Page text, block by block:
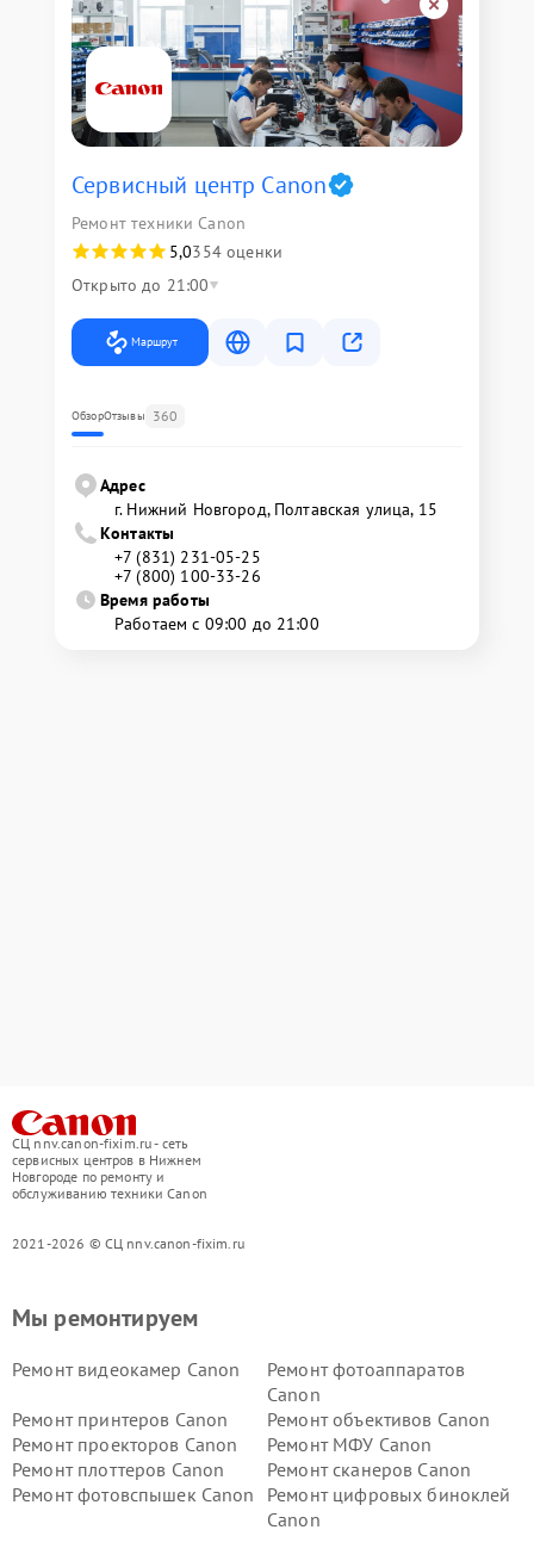
Сервисный центр Canon
Ремонт техники Canon
5,0354 оценки
Открыто до 21:00
Маршрут
ОбзорОтзывы 360
Адрес
г. Нижний Новгород, Полтавская улица, 15
Контакты
+7 (831) 231-05-25
+7 (800) 100-33-26
Время работы
Работаем с 09:00 до 21:00
СЦ nnv.canon-fixim.ru - сеть
сервисных центров в Нижнем
Новгороде по ремонту и
обслуживанию техники Canon
2021-2026 © СЦ nnv.canon-fixim.ru
Мы ремонтируем
Ремонт видеокамер Canon
Ремонт фотоаппаратов
Canon
Ремонт принтеров Canon
Ремонт объективов Canon
Ремонт проекторов Canon
Ремонт МФУ Canon
Ремонт плоттеров Canon
Ремонт сканеров Canon
Ремонт фотовспышек Canon
Ремонт цифровых биноклей
Canon